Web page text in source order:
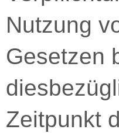
Nutzung
Gesetzen
Zeitpunkt